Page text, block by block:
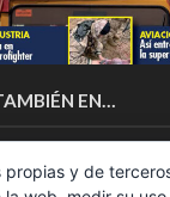
EN…
propias y de